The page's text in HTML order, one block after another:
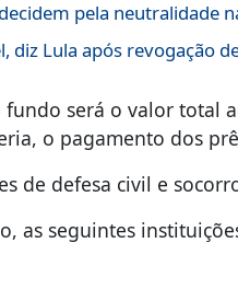
pela neutralidade
diz Lula após revogação
será o valor total
o pagamento dos
de defesa civil e
as seguintes